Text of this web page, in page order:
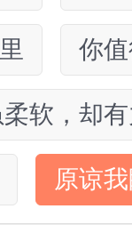
你
软，却
原谅